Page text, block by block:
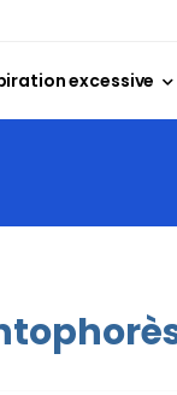
excessive